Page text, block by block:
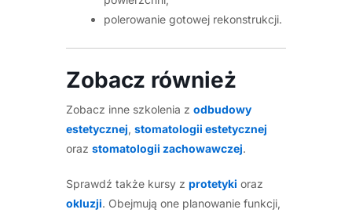
polerowanie gotowej rekonstrukcji.
Zobacz również
Zobacz inne szkolenia z odbudowy
estetycznej, stomatologii estetycznej
oraz stomatologii zachowawczej.
Sprawdź także kursy z protetyki oraz
okluzji. Obejmują one planowanie funkcji,